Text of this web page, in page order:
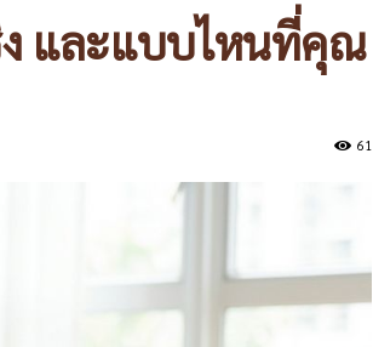
และแบบไหนที่คุณ
61